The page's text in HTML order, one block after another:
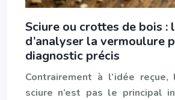
Sciure ou crottes de bois :
d’analyser la vermoulure
diagnostic précis
Contrairement à l’idée
sciure n’est pas le principal